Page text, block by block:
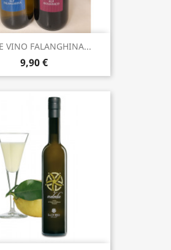
VINO FALANGHINA...
9,90 €